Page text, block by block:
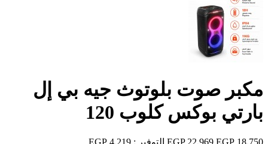
مكبر صوت بلوتوث جيه بي إل
بارتي بوكس كلوب 120